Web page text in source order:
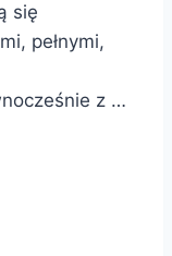
się
pełnymi,
z …